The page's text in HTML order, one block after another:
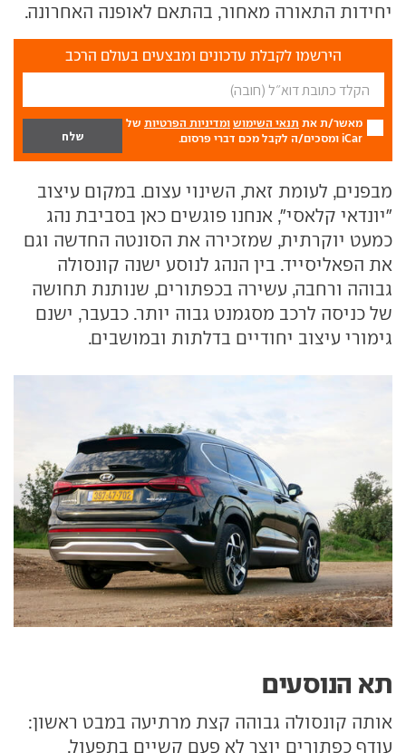
יחידות התאורה מאחור, בהתאם לאופנה האחרונה.
הירשמו לקבלת עדכונים ומבצעים בעולם הרכב
מאשר/ת את תנאי השימוש ומדיניות הפרטיות של
iCar ומסכים/ה לקבל מכם דברי פרסום.
מבפנים, לעומת זאת, השינוי עצום. במקום עיצוב
"יונדאי קלאסי", אנחנו פוגשים כאן בסביבת נהג
כמעט יוקרתית, שמזכירה את הסונטה החדשה וגם
את הפאליסייד. בין הנהג לנוסע ישנה קונסולה
גבוהה ורחבה, עשירה בכפתורים, שנותנת תחושה
של כניסה לרכב מסגמנט גבוה יותר. כבעבר, ישנם
גימורי עיצוב יחודיים בדלתות ובמושבים.
תא הנוסעים
אותה קונסולה גבוהה קצת מרתיעה במבט ראשון:
עודף כפתורים יוצר לא פעם קשיים בתפעול.